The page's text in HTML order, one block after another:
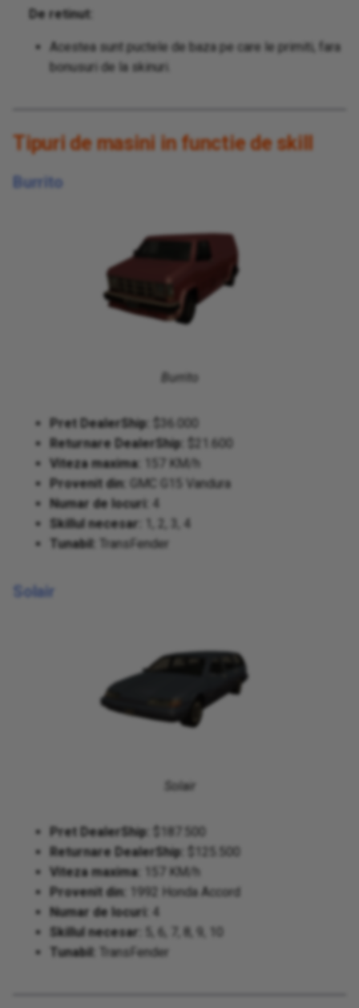
De retinut:
Acestea sunt puctele de baza pe care le primiti, fara
bonusuri de la skinuri.
Tipuri de masini in functie de skill
Burrito
Burrito
Pret DealerShip:
$36.000
Returnare DealerShip:
$21.600
Viteza maxima:
157 KM/h
Provenit din:
GMC G15 Vandura
Numar de locuri: 4
Skillul necesar:
1, 2, 3, 4
Tunabil:
TransFender
Solair
Solair
Pret DealerShip:
$187.500
Returnare DealerShip:
$125.500
Viteza maxima:
157 KM/h
Provenit din:
1992 Honda Accord
Numar de locuri: 4
Skillul necesar:
5, 6, 7, 8, 9, 10
Tunabil:
TransFender